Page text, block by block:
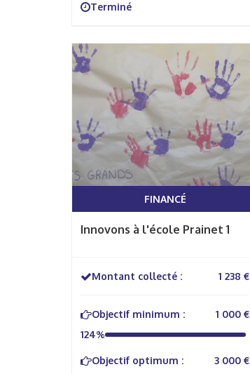
Terminé
FINANCÉ
Innovons à l'école Prainet 1
Montant collecté : 1 238 €
Objectif minimum :
1 000 €
124%
Objectif optimum :
3 000 €